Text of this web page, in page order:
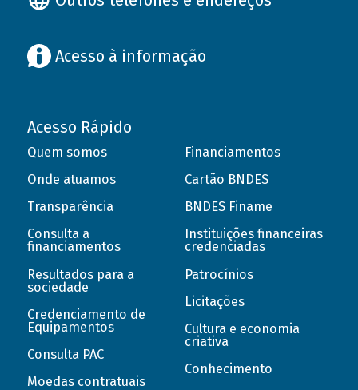
Acesso à informação
Acesso Rápido
Quem somos
Onde atuamos
Transparência
Consulta a
financiamentos
Resultados para a
sociedade
Credenciamento de
Equipamentos
Consulta PAC
Moedas contratuais
Financiamentos
Cartão BNDES
BNDES Finame
Instituições financeiras
credenciadas
Patrocínios
Licitações
Cultura e economia
criativa
Conhecimento